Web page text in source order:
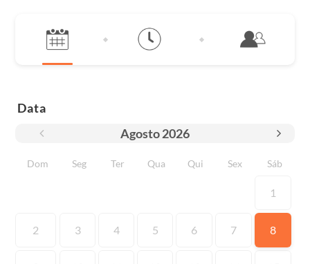
Data
Agosto2026
Dom Seg Ter Qua Qui Sex Sáb
1
2 3 4 5 6 7 8